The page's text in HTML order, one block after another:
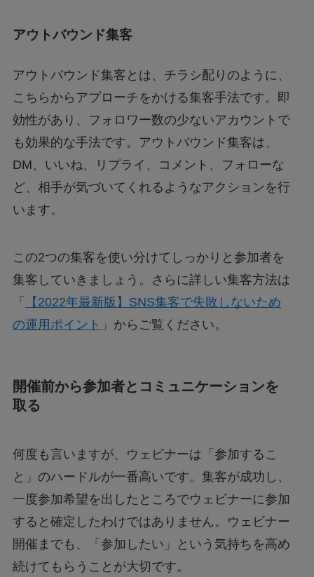
アウトバウンド集客
アウトバウンド集客とは、チラシ配りのように、
こちらからアプローチをかける集客手法です。即
効性があり、フォロワー数の少ないアカウントで
も効果的な手法です。アウトバウンド集客は、
DM、いいね、リプライ、コメント、フォローな
ど、相手が気づいてくれるようなアクションを行
います。
この2つの集客を使い分けてしっかりと参加者を
集客していきましょう。さらに詳しい集客方法は
「
【2022年最新版】SNS集客で失敗しないため
の運用ポイント 」からご覧ください。
開催前から参加者とコミュニケーションを
取る
何度も言いますが、ウェビナーは「参加するこ
と」のハードルが一番高いです。集客が成功し、
一度参加希望を出したところでウェビナーに参加
すると確定したわけではありません。ウェビナー
開催までも、「参加したい」という気持ちを高め
続けてもらうことが大切です。